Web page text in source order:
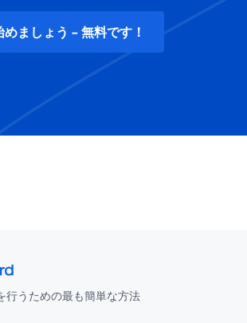
めましょう - 無料です！
行うための最も簡単な方法